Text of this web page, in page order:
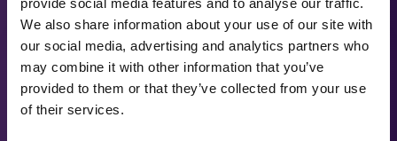
provide social media features and to analyse our traffic.
We also share information about your use of our site with
our social media, advertising and analytics partners who
may combine it with other information that you’ve
provided to them or that they’ve collected from your use
of their services.